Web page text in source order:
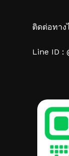
ติดต่อทาง
Line ID :